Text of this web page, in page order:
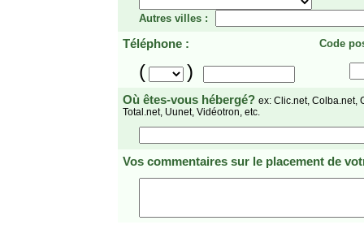
Autres villes :
Téléphone : Code
( )
Où êtes-vous hébergé? ex: Clic.net, Colba.net,
Total.net, Uunet, Vidéotron, etc.
Vos commentaires sur le placement de